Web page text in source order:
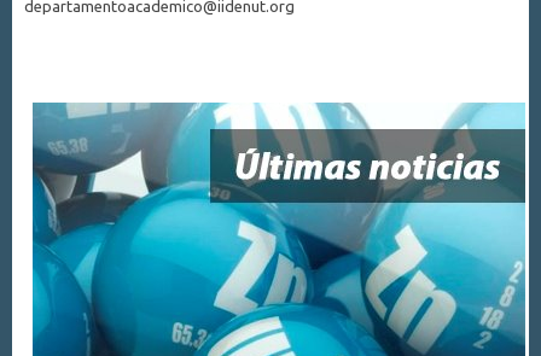
departamentoacademico@iidenut.org